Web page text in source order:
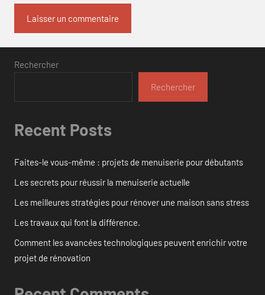
Rechercher
Rechercher
Recent Posts
Faites-le vous-même : projets de menuiserie pour débutants
Les secrets pour réussir la menuiserie actuelle
Les meilleures stratégies pour rénover une maison sans stress
Les travaux qui font la différence.
Comment les avancées technologiques peuvent enrichir votre
projet de rénovation